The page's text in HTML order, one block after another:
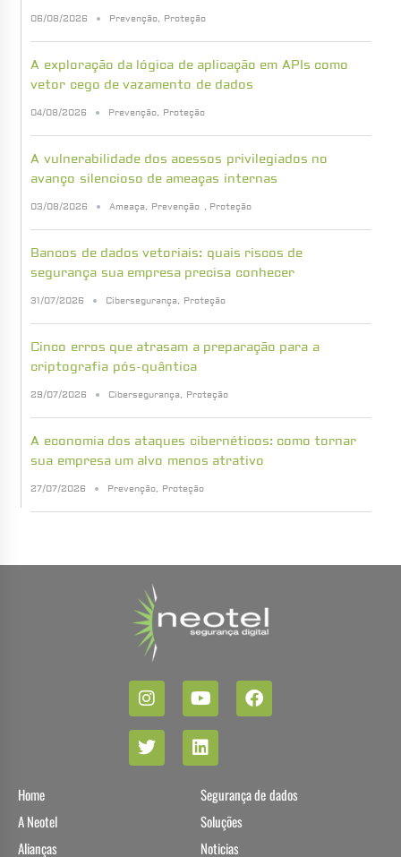
06/08/2026 Prevenção, Proteção
A exploração da lógica de aplicação em APIs como
vetor cego de vazamento de dados
04/08/2026 Prevenção, Proteção
A vulnerabilidade dos acessos privilegiados no
avanço silencioso de ameaças internas
03/08/2026 Ameaça, Prevenção , Proteção
Bancos de dados vetoriais: quais riscos de
segurança sua empresa precisa conhecer
31/07/2026 Cibersegurança, Proteção
Cinco erros que atrasam a preparação para a
criptografia pós-quântica
29/07/2026 Cibersegurança, Proteção
A economia dos ataques cibernéticos: como tornar
sua empresa um alvo menos atrativo
27/07/2026 Prevenção, Proteção
Home
A Neotel
Alianças
Segurança de dados
Soluções
Noticias